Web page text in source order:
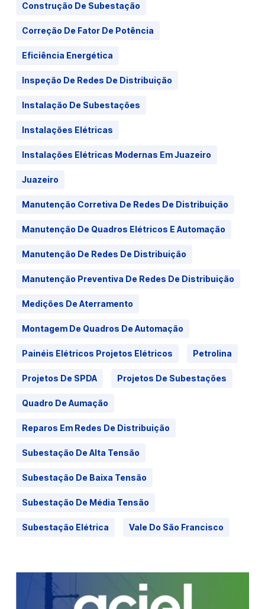
Construção De Subestação
Correção De Fator De Potência
Eficiência Energética
Inspeção De Redes De Distribuição
Instalação De Subestações
Instalações Elétricas
Instalações Elétricas Modernas Em Juazeiro
Juazeiro
Manutenção Corretiva De Redes De Distribuição
Manutenção De Quadros Elétricos E Automação
Manutenção De Redes De Distribuição
Manutenção Preventiva De Redes De Distribuição
Medições De Aterramento
Montagem De Quadros De Automação
Painéis Elétricos Projetos Elétricos Petrolina
Projetos De SPDA Projetos De Subestações
Quadro De Aumação
Reparos Em Redes De Distribuição
Subestação De Alta Tensão
Subestação De Baixa Tensão
Subestação De Média Tensão
Subestação Elétrica Vale Do São Francisco